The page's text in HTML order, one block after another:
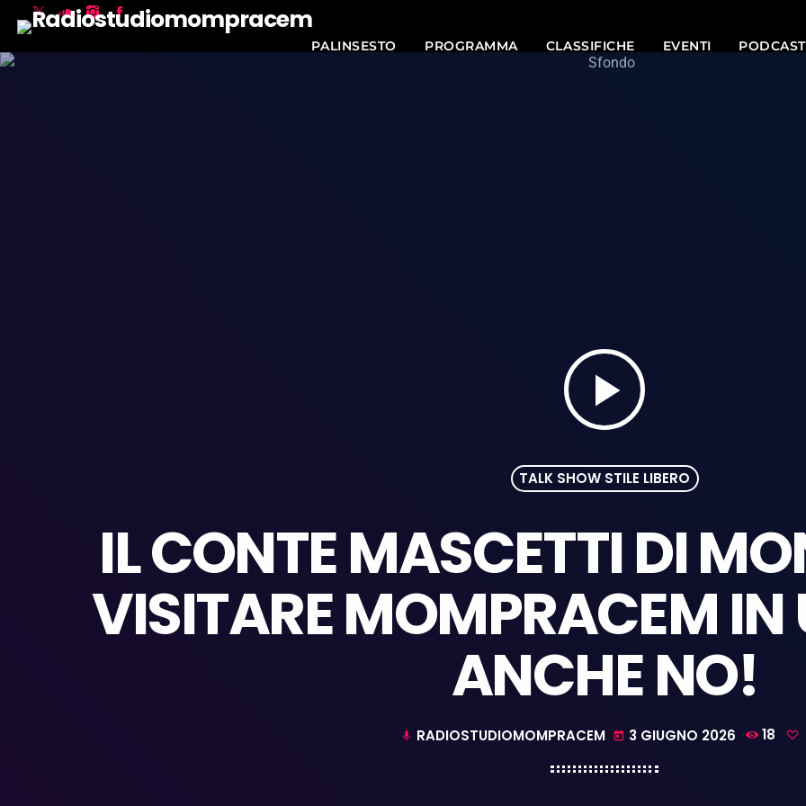
PALINSESTO PROGRAMMA CLASSIFICHE EVENTI PODCAST
play_arrow
TALK SHOW STILE LIBERO
IL CONTE MASCETTI DI
VISITARE MOMPRACEM IN
ANCHE NO!
mic RADIOSTUDIOMOMPRACEM today 3 GIUGNO 2026 18